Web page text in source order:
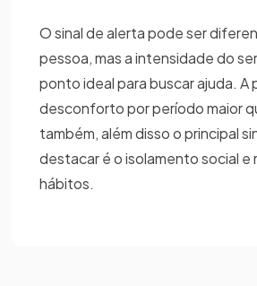
O sinal de alerta pode ser
pessoa, mas a intensidade do
ponto ideal para buscar ajuda. A
desconforto por período maior
também, além disso o principal
destacar é o isolamento social e
hábitos.